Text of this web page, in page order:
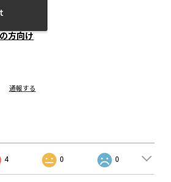
方向け
通報する
4 0 0